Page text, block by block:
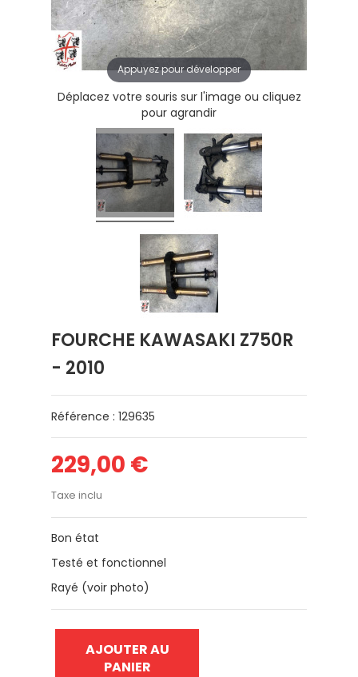
Appuyez pour développer
Déplacez votre souris sur l'image ou cliquez
pour agrandir
FOURCHE KAWASAKI Z750R
- 2010
Référence : 129635
229,00 €
Taxe inclu
Bon état
Testé et fonctionnel
Rayé (voir photo)
AJOUTER AU
PANIER